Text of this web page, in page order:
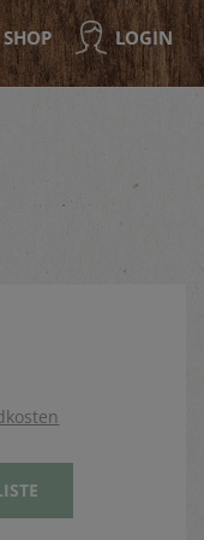
SHOP LOGIN